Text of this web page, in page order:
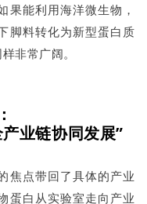
果能利用海洋微生物，
脚料转化为新型蛋白质
非常广阔。
：
业链协同发展”
焦点带回了具体的产业
蛋白从实验室走向产业